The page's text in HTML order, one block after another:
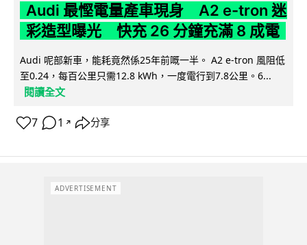
Audi 最慳電量產車現身 A2 e-tron 迷
彩造型曝光 快充 26 分鐘充滿 8 成電
Audi 呢部新車，能耗竟然係25年前嘅一半。 A2 e-tron 風阻低
至0.24，每百公里只需12.8 kWh，一度電行到7.8公里。6...
閱讀全文
7 1 ↗ 分享
ADVERTISEMENT